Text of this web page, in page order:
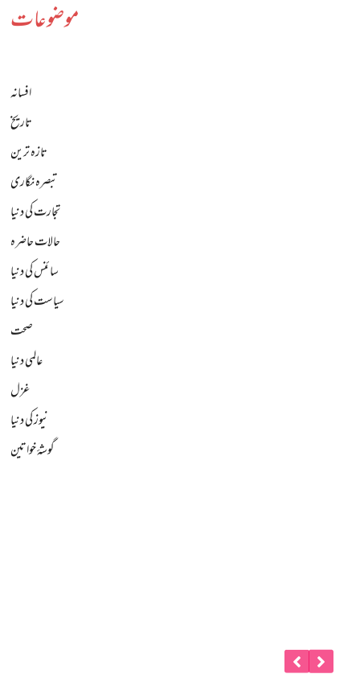
موضوعات
افسانہ
تاریخ
تازہ ترین
تبصرہ نگاری
تجارت کی دنیا
حالات حاضرہ
سائنس کی دنیا
سیاست کی دنیا
صحت
عالمی دنیا
غزل
نیوز کی دنیا
گوشۂ خواتین